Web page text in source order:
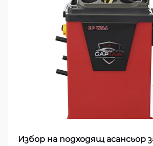
Избор на подходящ асансьор